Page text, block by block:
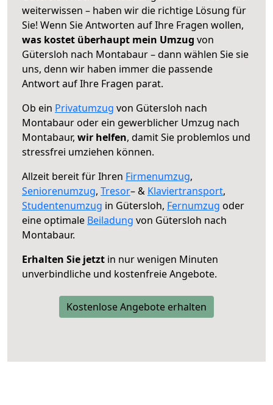
weiterwissen – haben wir die richtige Lösung für
Sie! Wenn Sie Antworten auf Ihre Fragen wollen,
was kostet überhaupt mein Umzug von
Gütersloh nach Montabaur – dann wählen Sie sie
uns, denn wir haben immer die passende
Antwort auf Ihre Fragen parat.
Ob ein Privatumzug von Gütersloh nach
Montabaur oder ein gewerblicher Umzug nach
Montabaur, wir helfen, damit Sie problemlos und
stressfrei umziehen können.
Allzeit bereit für Ihren Firmenumzug,
Seniorenumzug, Tresor– & Klaviertransport,
Studentenumzug in Gütersloh, Fernumzug oder
eine optimale Beiladung von Gütersloh nach
Montabaur.
Erhalten Sie jetzt in nur wenigen Minuten
unverbindliche und kostenfreie Angebote.
Kostenlose Angebote erhalten